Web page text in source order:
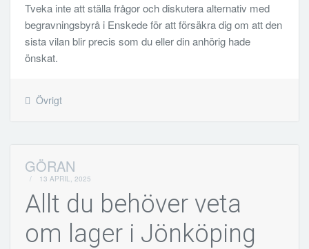
Tveka inte att ställa frågor och diskutera alternativ med
begravningsbyrå i Enskede för att försäkra dig om att den
sista vilan blir precis som du eller din anhörig hade
önskat.
Övrigt
GÖRAN
/ 13 APRIL, 2025
Allt du behöver veta
om lager i Jönköping